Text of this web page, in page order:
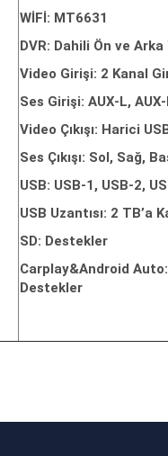
WİFİ: MT6631
DVR: Dahili Ön ve
Video Girişi: 2 Kanal
Ses Girişi: AUX-L,
Video Çıkışı: Harici
Ses Çıkışı: Sol, Sağ,
USB: USB-1, USB-2,
USB Uzantısı: 2 TB’a
SD: Destekler
Carplay&Android
Destekler